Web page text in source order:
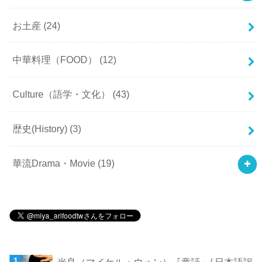
お土産 (24)
中華料理（FOOD） (12)
Culture（語学・文化） (43)
歴史(History) (3)
華流Drama・Movie (19)